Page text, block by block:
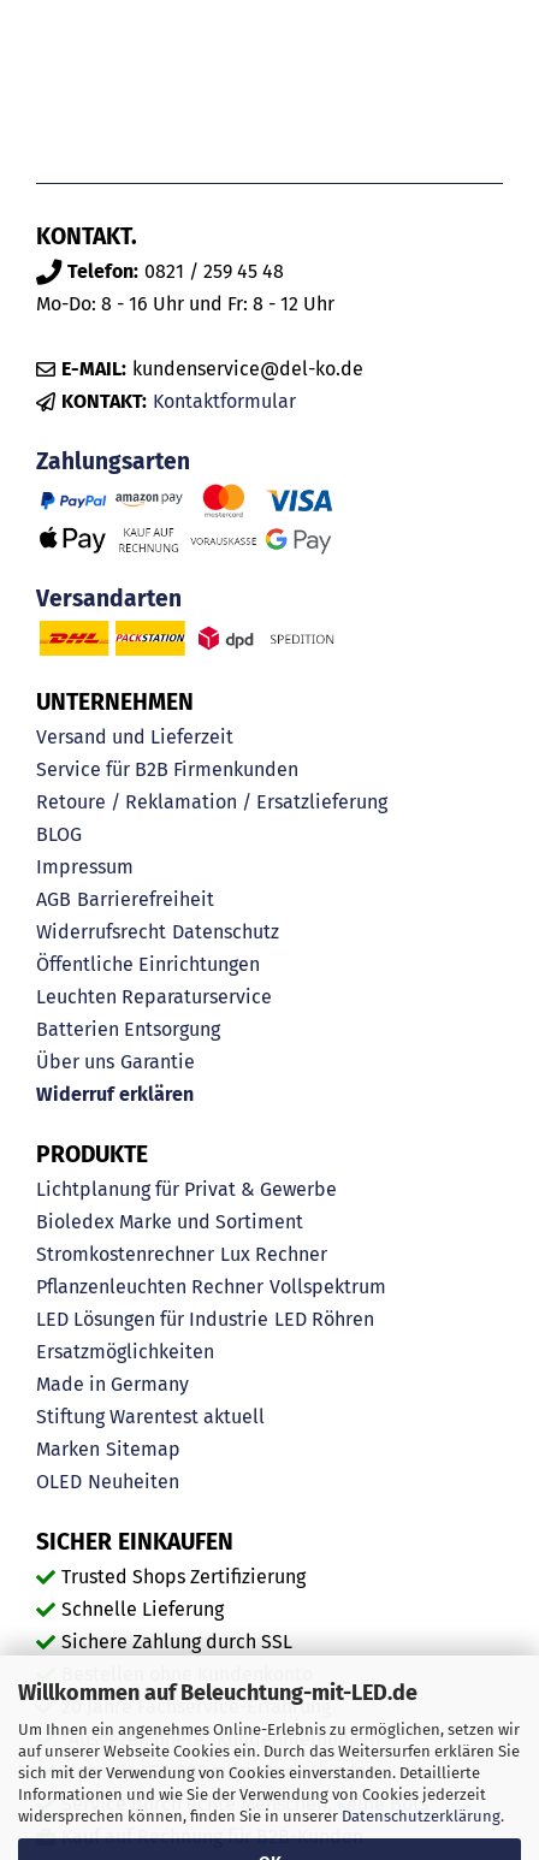
Willkommen auf Beleuchtung-mit-LED.de
Um Ihnen ein angenehmes Online-Erlebnis zu ermöglichen, setzen wir
auf unserer Webseite Cookies ein. Durch das Weitersurfen erklären Sie
sich mit der Verwendung von Cookies einverstanden. Detaillierte
Informationen und wie Sie der Verwendung von Cookies jederzeit
widersprechen können, finden Sie in unserer Datenschutzerklärung.
KONTAKT.
Telefon: 0821 / 259 45 48
Mo-Do: 8 - 16 Uhr und Fr: 8 - 12 Uhr
E-MAIL: kundenservice@del-ko.de
KONTAKT: Kontaktformular
Zahlungsarten
Versandarten
UNTERNEHMEN
Versand und Lieferzeit
Service für B2B Firmenkunden
Retoure / Reklamation / Ersatzlieferung
BLOG
Impressum
AGB Barrierefreiheit
Widerrufsrecht Datenschutz
Öffentliche Einrichtungen
Leuchten Reparaturservice
Batterien Entsorgung
Über uns Garantie
Widerruf erklären
PRODUKTE
Lichtplanung für Privat & Gewerbe
Bioledex Marke und Sortiment
Stromkostenrechner Lux Rechner
Pflanzenleuchten Rechner Vollspektrum
LED Lösungen für Industrie LED Röhren
Ersatzmöglichkeiten
Made in Germany
Stiftung Warentest aktuell
Marken Sitemap
OLED Neuheiten
SICHER EINKAUFEN
Trusted Shops Zertifizierung
Schnelle Lieferung
Sichere Zahlung durch SSL
20 Jahre Fachservice-Erfahrung
"Ausgezeichnete" Kundenmeinungen
Mehr als 450.000 zufriedene Kunden
Service durch echte Menschen, keine Bots
Kauf auf Rechnung für B2B-Kunden